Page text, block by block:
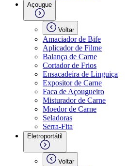
Açougue
Voltar
Amaciador de Bife
Aplicador de Filme
Balança de Carne
Cortador de Frios
Ensacadeira de Linguiça
Expositor de Carne
Faca de Açougueiro
Misturador de Carne
Moedor de Carne
Seladoras
Serra-Fita
Eletroportátil
Voltar